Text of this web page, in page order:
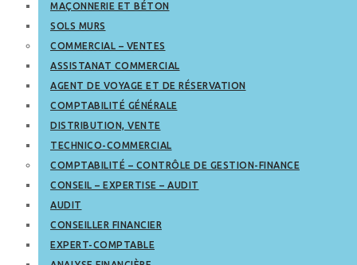
MAÇONNERIE ET BÉTON
SOLS MURS
COMMERCIAL – VENTES
ASSISTANAT COMMERCIAL
AGENT DE VOYAGE ET DE RÉSERVATION
COMPTABILITÉ GÉNÉRALE
DISTRIBUTION, VENTE
TECHNICO-COMMERCIAL
COMPTABILITÉ – CONTRÔLE DE GESTION-FINANCE
CONSEIL – EXPERTISE – AUDIT
AUDIT
CONSEILLER FINANCIER
EXPERT-COMPTABLE